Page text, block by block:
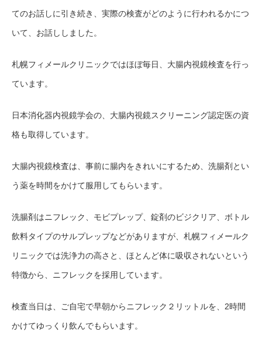
てのお話しに引き続き、実際の検査がどのように行われるかにつ
いて、お話ししました。
札幌フィメールクリニックではほぼ毎日、大腸内視鏡検査を行っ
ています。
日本消化器内視鏡学会の、大腸内視鏡スクリーニング認定医の資
格も取得しています。
大腸内視鏡検査は、事前に腸内をきれいにするため、洗腸剤とい
う薬を時間をかけて服用してもらいます。
洗腸剤はニフレック、モビプレップ、錠剤のビジクリア、ボトル
飲料タイプのサルプレップなどがありますが、札幌フィメールク
リニックでは洗浄力の高さと、ほとんど体に吸収されないという
特徴から、ニフレックを採用しています。
検査当日は、ご自宅で早朝からニフレック２リットルを、 2時間
かけてゆっくり飲んでもらいます。